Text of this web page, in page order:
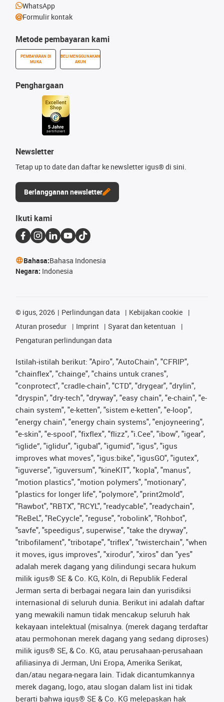
Metode pembayaran kami
PEMBAYARAN DI
MUKA
BELI MENGGUNAKAN
AKUN
Penghargaan
Newsletter
Tetap up to date dan daftar ke newsletter igus® di sini.
Berlangganan newsletter
WhatsApp
Formulir kontak
Ikuti kami
Bahasa:Bahasa Indonesia
Negara: Indonesia
© igus, 2026 Perlindungan data
Kebijakan cookie
Aturan prosedur
Imprint
Syarat dan ketentuan
Pengaturan perlindungan data
Istilah-istilah berikut: "Apiro", "AutoChain", "CFRIP",
"chainflex", "chainge", "chains untuk cranes",
"conprotect", "cradle-chain", "CTD", "drygear", "drylin",
"dryspin", "dry-tech", "dryway", "easy chain", "e-chain", "e-
chain system", "e-ketten", "sistem e-ketten", "e-loop",
"energy chain", "energy chain systems", "enjoyneering",
"e-skin", "e-spool", "fixflex", "flizz", "i.Cee", "ibow", "igear",
“iglide”, "iglidur", "igubal", "igumid", "igus", "igus
improves what moves", "igus:bike", "igusGO", "igutex",
"iguverse", "iguversum", "kineKIT", "kopla", "manus",
"motion plastics", "motion polymers", "motionary",
"plastics for longer life", "polymore", "print2mold",
"Rawbot", "RBTX", "RCYL", "readycable", "readychain",
"ReBeL", "ReCyycle", "reguse", "robolink", "Rohbot",
"savfe", "speedigus", superwise", "take the dryway",
"tribofilament", "tribotape", "triflex", "twisterchain", "when
it moves, igus improves", "xirodur", "xiros" dan "yes"
adalah merek dagang yang dilindungi secara hukum
milik igus® SE & Co. KG, Köln, di Republik Federal
Jerman serta di berbagai negara lain dan yurisdiksi
internasional di seluruh dunia. Berikut ini adalah daftar
yang mewakili namun tidak mencakup seluruh hak
kekayaan intelektual (misalnya. (merek dagang terdaftar
atau permohonan merek dagang yang sedang diproses)
milik igus® SE, & Co. KG, atau perusahaan-perusahaan
afiliasinya di Jerman, Uni Eropa, Amerika Serikat,
dan/atau negara-negara lain. Tidak dicantumkannya
merek dagang, logo, atau slogan dalam list ini tidak
berarti bahwa igus® SE & Co. KG melepaskan hak